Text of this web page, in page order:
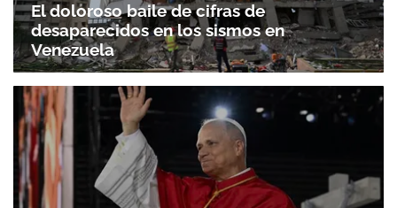
El doloroso baile de cifras de
desaparecidos en los sismos en
Venezuela